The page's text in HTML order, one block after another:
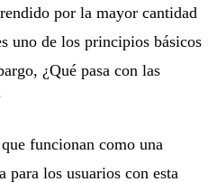
por la mayor cantidad
uno de los principios básicos
¿Qué pasa con las
funcionan como una
para los usuarios con esta